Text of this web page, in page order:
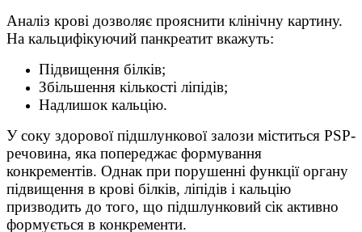
Аналіз крові дозволяє прояснити клінічну картину.
На кальцифікуючий панкреатит вкажуть:
Підвищення білків;
Збільшення кількості ліпідів;
Надлишок кальцію.
У соку здорової підшлункової залози міститься PSP-
речовина, яка попереджає формування
конкрементів. Однак при порушенні функції органу
підвищення в крові білків, ліпідів і кальцію
призводить до того, що підшлунковий сік активно
формується в конкременти.